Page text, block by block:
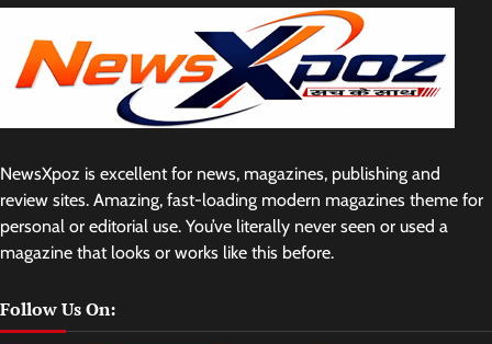
NewsXpoz is excellent for news, magazines, publishing and
review sites. Amazing, fast-loading modern magazines theme for
personal or editorial use. You’ve literally never seen or used a
magazine that looks or works like this before.
Follow Us On: